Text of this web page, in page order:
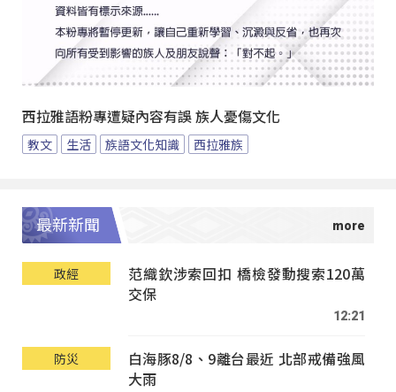
西拉雅語粉專遭疑內容有誤 族人憂傷文化
教文 生活 族語文化知識 西拉雅族
最新新聞
政經
范織欽涉索回扣 橋檢發動搜索120萬
交保
12:21
防災
白海豚8/8、9離台最近 北部戒備強風
大雨